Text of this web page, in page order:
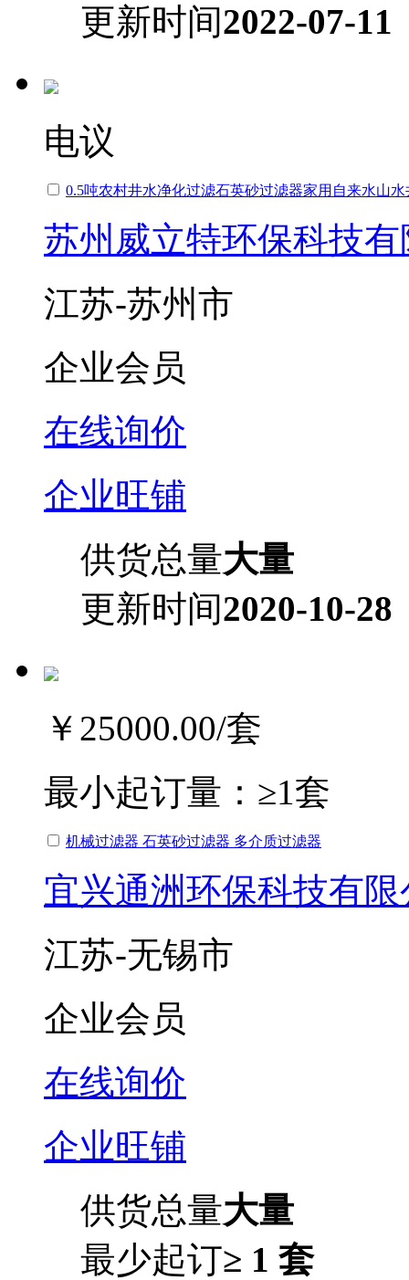
更新时间2022-07-11
电议
0.5吨农村井水净化过滤石英砂过滤器家用自来水山
苏州威立特环保科技
江苏-苏州市
企业会员
在线询价
企业旺铺
供货总量大量
更新时间2020-10-28
￥25000.00/套
最小起订量： ≥1套
机械过滤器 石英砂过滤器 多介质过滤器
宜兴通洲环保科技有限
江苏-无锡市
企业会员
在线询价
企业旺铺
供货总量大量
最少起订≥ 1 套